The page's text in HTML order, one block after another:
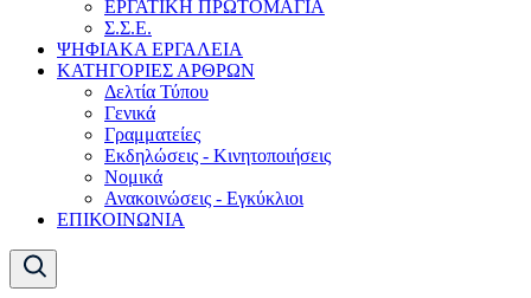
ΕΡΓΑΤΙΚΗ ΠΡΩΤΟΜΑΓΙΑ
Σ.Σ.Ε.
ΨΗΦΙΑΚΑ ΕΡΓΑΛΕΙΑ
ΚΑΤΗΓΟΡΙΕΣ ΑΡΘΡΩΝ
Δελτία Τύπου
Γενικά
Γραμματείες
Εκδηλώσεις - Κινητοποιήσεις
Νομικά
Ανακοινώσεις - Εγκύκλιοι
ΕΠΙΚΟΙΝΩΝΙΑ